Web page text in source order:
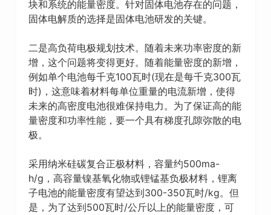
块和系统的能量密度。针对固体电池存在的问题，
固体电解质的选择是固体电池研发的关键。
二是高负荷电极规划技术。随着未来功率密度的新
增，这个问题将变得更好。随着能量密度的新增，
例如单个电池每千克100瓦时(现在是每千克300瓦
时)，这意味着材料每单位重量的电流新增，使得
未来的高密度电池很难保持电力。为了保证高的能
量密度和功率性能，要一个具有梯度孔隙弥散的电
极。
采用纳米硅碳复合正极材料，容量约500ma-
h/g，高容量镍基氧化物或锂锰基负极材料，锂离
子电池的能量密度有望达到300-350瓦时/kg。但
是，为了达到500瓦时/公斤以上的能量密度，可